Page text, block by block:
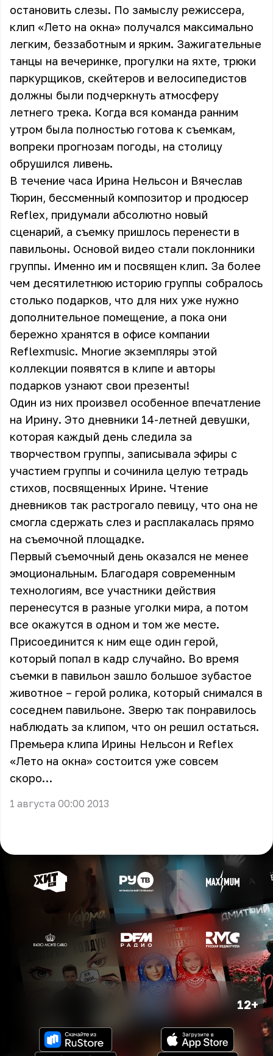
остановить слезы. По замыслу режиссера,
клип «Лето на окна» получался максимально
легким, беззаботным и ярким. Зажигательные
танцы на вечеринке, прогулки на яхте, трюки
паркурщиков, скейтеров и велосипедистов
должны были подчеркнуть атмосферу
летнего трека. Когда вся команда ранним
утром была полностью готова к съемкам,
вопреки прогнозам погоды, на столицу
обрушился ливень.
В течение часа Ирина Нельсон и Вячеслав
Тюрин, бессменный композитор и продюсер
Reflex, придумали абсолютно новый
сценарий, а съемку пришлось перенести в
павильоны. Основой видео стали поклонники
группы. Именно им и посвящен клип. За более
чем десятилетнюю историю группы собралось
столько подарков, что для них уже нужно
дополнительное помещение, а пока они
бережно хранятся в офисе компании
Reflexmusic. Многие экземпляры этой
коллекции появятся в клипе и авторы
подарков узнают свои презенты!
Один из них произвел особенное впечатление
на Ирину. Это дневники 14-летней девушки,
которая каждый день следила за
творчеством группы, записывала эфиры с
участием группы и сочинила целую тетрадь
стихов, посвященных Ирине. Чтение
дневников так растрогало певицу, что она не
смогла сдержать слез и расплакалась прямо
на съемочной площадке.
Первый съемочный день оказался не менее
эмоциональным. Благодаря современным
технологиям, все участники действия
перенесутся в разные уголки мира, а потом
все окажутся в одном и том же месте.
Присоединится к ним еще один герой,
который попал в кадр случайно. Во время
съемки в павильон зашло большое зубастое
животное – герой ролика, который снимался в
соседнем павильоне. Зверю так понравилось
наблюдать за клипом, что он решил остаться.
Премьера клипа Ирины Нельсон и Reflex
«Лето на окна» состоится уже совсем
скоро…
1 августа 00:00 2013
12+